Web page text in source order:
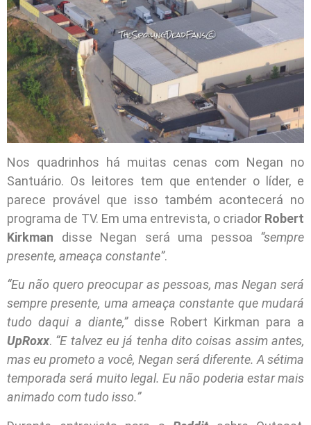
Nos quadrinhos há muitas cenas com Negan no
Santuário. Os leitores tem que entender o líder, e
parece provável que isso também acontecerá no
programa de TV. Em uma entrevista, o criador Robert
Kirkman disse Negan será uma pessoa “sempre
presente, ameaça constante”.
“Eu não quero preocupar as pessoas, mas Negan será
sempre presente, uma ameaça constante que mudará
tudo daqui a diante,”disse Robert Kirkman para a
UpRoxx. “E talvez eu já tenha dito coisas assim antes,
mas eu prometo a você, Negan será diferente. A sétima
temporada será muito legal. Eu não poderia estar mais
animado com tudo isso.”